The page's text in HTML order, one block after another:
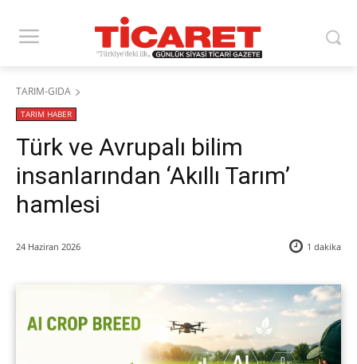
TARIM-GIDA
TARIM HABER
Türk ve Avrupalı bilim
insanlarından ‘Akıllı Tarım’
hamlesi
24 Haziran 2026 1 dakika